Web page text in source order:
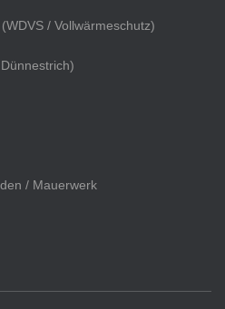
/ Vollwärmeschutz)
/ Mauerwerk